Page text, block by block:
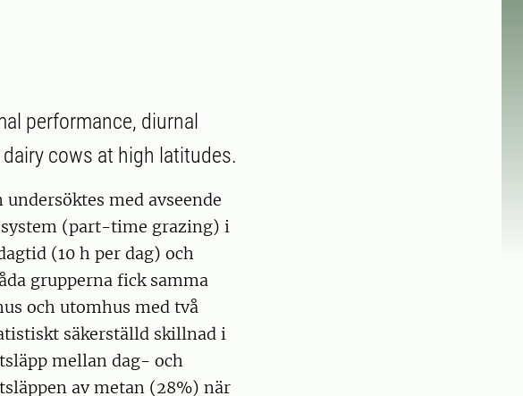
performance, diurnal
cows at high latitudes.
med avseende
(part-time grazing) i
(10 h per dag) och
grupperna fick samma
och utomhus med två
säkerställd skillnad i
mellan dag- och
av metan (28%) när